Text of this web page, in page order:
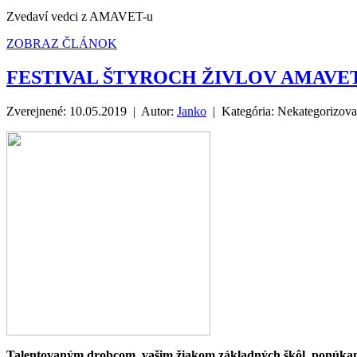
Zvedaví vedci z AMAVET-u
ZOBRAZ ČLÁNOK
FESTIVAL ŠTYROCH ŽIVLOV
Zverejnené: 10.05.2019 | Autor: Janko | Kategória: